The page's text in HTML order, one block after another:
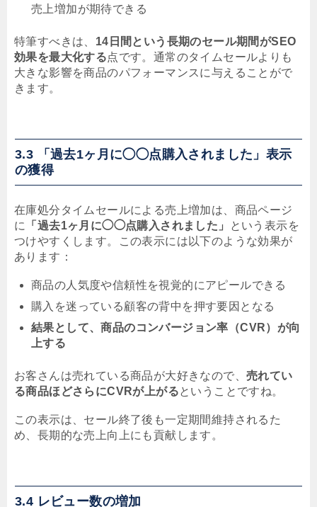
売上増加が期待できる
特筆すべきは、 14日間という長期のセール期間がSEO
効果を最大化する点です。通常のタイムセールよりも
大きな影響を商品のパフォーマンスに与えることがで
きます。
3.3 「過去1ヶ月に◯◯点購入されました」表示
の獲得
在庫処分タイムセールによる売上増加は、商品ページ
に
「過去1ヶ月に◯◯点購入されました」
という表示を
つけやすくします。この表示には以下のような効果が
あります：
商品の人気度や信頼性を視覚的にアピールできる
購入を迷っている顧客の背中を押す要因となる
結果として、商品のコンバージョン率（CVR）が向
上する
お客さんは売れている商品が大好きなので、 売れてい
る商品ほどさらにCVRが上がるということですね。
この表示は、セール終了後も一定期間維持されるた
め、長期的な売上向上にも貢献します。
3.4 レビュー数の増加